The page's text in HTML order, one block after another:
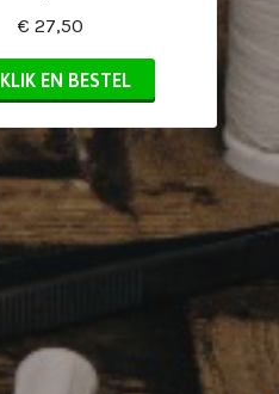
€ 27,50
KLIK EN BESTEL